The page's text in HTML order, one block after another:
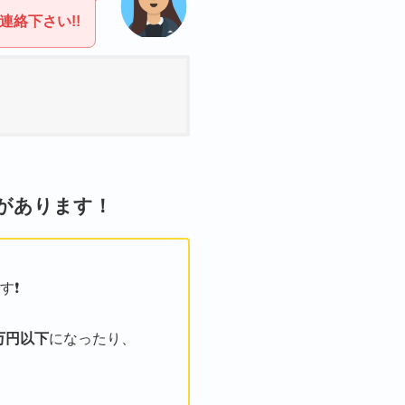
絡下さい!!
あります！
❗️
円以下になったり、